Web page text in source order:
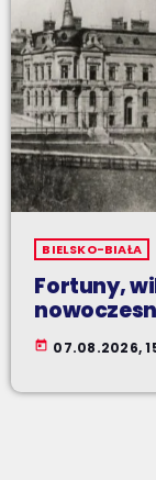
BIELSKO-BIAŁA
Fortuny,
today 07.08.2026,